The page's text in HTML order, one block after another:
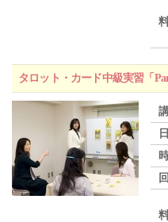
タロット・カード中級実習「